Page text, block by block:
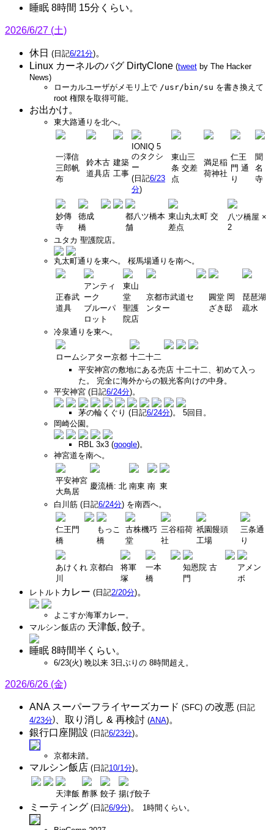
睡眠 8時間 15分くらい。
2026/6/27 (土)
休日 (日記6/21分)。
Linux カーネルのバグ DirtyClone (tweet by The Hacker
News)
ローカルユーザがメモリ上で /usr/bin/su を書き換えて
root 権限を取得可能。
お出かけ。
東大路通りを北へ。
一澤信
三郎帆
布
鈴木古
道具店
建築
工事
IONIQ 5
のタクシ
ー
(日記6/23
分)
東山三
条 交差
点
満足稲
荷神社
仁王
門 通
り
聞
名
寺
妙傳
寺
徳成
橋
都八ツ橋本
舗
東山丸太町 交
差点
八ツ橋屋 ×
2
ユタカ 聖護院店。
丸太町通りを東へ。 桜馬場通りを南へ。
正春武
道具
アンティ
ーク
ブルーパ
ロット
東山
堂
聖護
院店
京都市武道セ
ンター
圓堂 岡
ざき邸
琵琶湖
疏水
冷泉通りを東へ。
ロームシアター京都 十二十二
平安神宮の敷地にある売店 十二十二、初めて入っ
た。 完全に海外からの観光客向けの中身。
平安神宮 (日記6/24分)。
茅の輪くぐり (日記6/24分)。 5回目。
岡崎公園。
RBL 3x3 (google)。
神宮道を南へ。
平安神宮
大鳥居
慶流橋: 北 南東 南 東
白川筋 (日記6/24分) を南西へ。
仁王門
橋
もっこ
橋
古株機巧
堂
三谷稲荷
社
祇園饅頭
工場
三条通
り
あけくれ 京都白
川
将軍
塚
一本
橋
知恩院 古
門
アメン
ボ
レトルト カレー (日記2/20分)。
よこすか海軍カレー。
マルシン飯店の 天津飯, 餃子。
睡眠 8時間半くらい。
6/23(火) 晩以来 3日ぶりの 8時間超え。
2026/6/26 (金)
ANA スーパーフライヤーズカード (SFC) の改悪 (日記
4/23分)、取り消し & 再検討 (ANA)。
銀行口座開設 (日記6/23分)。
京都未踏。
マルシン飯店 (日記10/1分)。
天津飯 酢豚 餃子 揚げ餃子
ミーティング (日記6/9分)。 1時間くらい。